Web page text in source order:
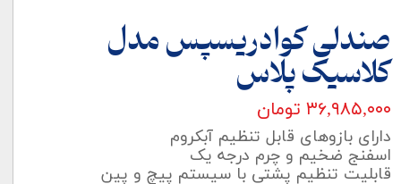
صندلی کوادریسپس مدل
کلاسیک پلاس
۳۶,۹۸۵,۰۰۰ تومان
دارای بازوهای قابل تنظیم آبکروم
اسفنج ضخیم و چرم درجه یک
قابلیت تنظیم پشتی با سیستم پیچ و پین